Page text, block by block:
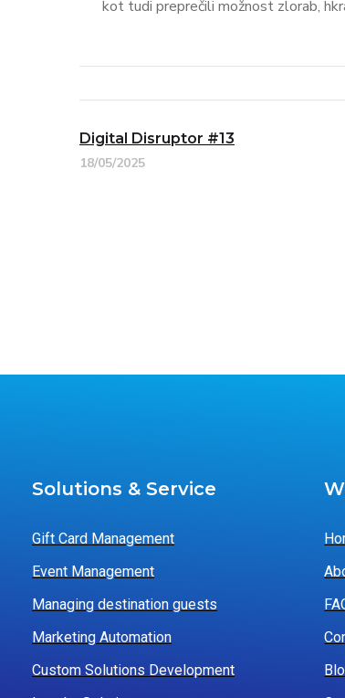
kot tudi preprečili možnost zlorab,
Digital Disruptor #13
18/05/2025
Solutions & Service
Gift Card Management
Event Management
Managing destination guests
Marketing Automation
Custom Solutions Development